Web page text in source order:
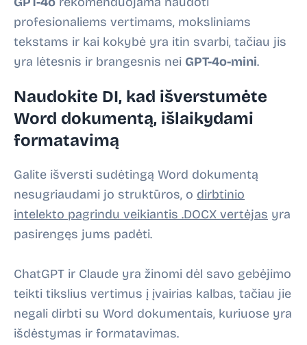
profesionaliems vertimams, moksliniams
tekstams ir kai kokybė yra itin svarbi, tačiau jis
yra lėtesnis ir brangesnis nei GPT-4o-mini.
Naudokite DI, kad išverstumėte
Word dokumentą, išlaikydami
formatavimą
Galite išversti sudėtingą Word dokumentą
nesugriaudami jo struktūros, o dirbtinio
intelekto pagrindu veikiantis .DOCX vertėjas yra
pasirengęs jums padėti.
ChatGPT ir Claude yra žinomi dėl savo gebėjimo
teikti tikslius vertimus į įvairias kalbas, tačiau jie
negali dirbti su Word dokumentais, kuriuose yra
išdėstymas ir formatavimas.